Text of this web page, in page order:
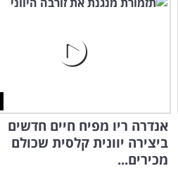
אנדרה ריו מפיח חיים חדשים
ביצירה יוונית קלסית שכולם
מכירים...